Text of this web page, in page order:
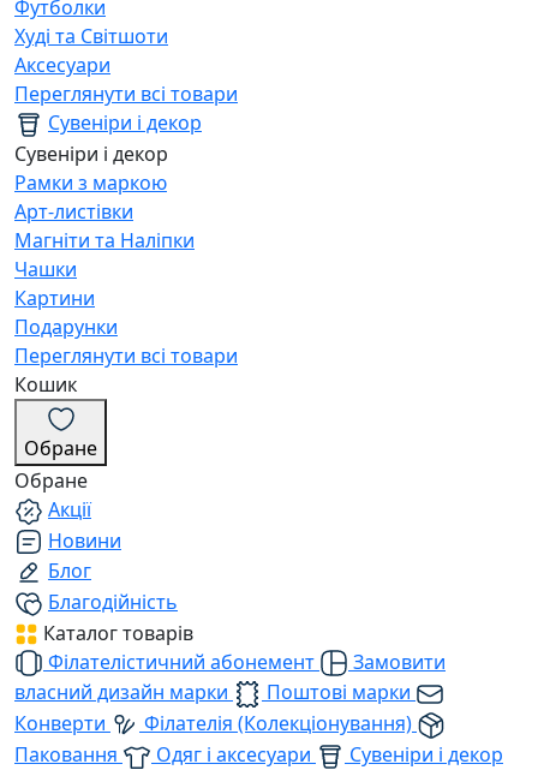
Футболки
Худі та Світшоти
Аксесуари
Переглянути всі товари
Сувеніри і декор
Сувеніри і декор
Рамки з маркою
Арт-листівки
Магніти та Наліпки
Чашки
Картини
Подарунки
Переглянути всі товари
Кошик
Обране
Обране
Акції
Новини
Блог
Благодійність
Каталог товарів
Філателістичний абонемент
Замовити
власний дизайн марки
Поштові марки
Конверти
Філателія (Колекціонування)
Паковання
Одяг і аксесуари
Сувеніри і декор